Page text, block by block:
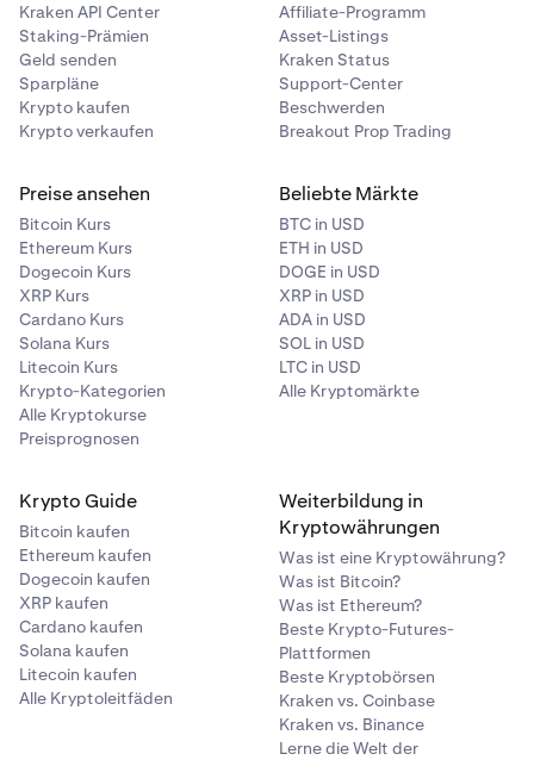
Kraken API Center
Staking-Prämien
Geld senden
Sparpläne
Krypto kaufen
Krypto verkaufen
Affiliate-Programm
Asset-Listings
Kraken Status
Support-Center
Beschwerden
Breakout Prop Trading
Preise ansehen
Bitcoin Kurs
Ethereum Kurs
Dogecoin Kurs
XRP Kurs
Cardano Kurs
Solana Kurs
Litecoin Kurs
Krypto-Kategorien
Alle Kryptokurse
Preisprognosen
Beliebte Märkte
BTC in USD
ETH in USD
DOGE in USD
XRP in USD
ADA in USD
SOL in USD
LTC in USD
Alle Kryptomärkte
Krypto Guide
Bitcoin kaufen
Ethereum kaufen
Dogecoin kaufen
XRP kaufen
Cardano kaufen
Solana kaufen
Litecoin kaufen
Alle Kryptoleitfäden
Weiterbildung in
Kryptowährungen
Was ist eine Kryptowährung?
Was ist Bitcoin?
Was ist Ethereum?
Beste Krypto-Futures-
Plattformen
Beste Kryptobörsen
Kraken vs. Coinbase
Kraken vs. Binance
Lerne die Welt der